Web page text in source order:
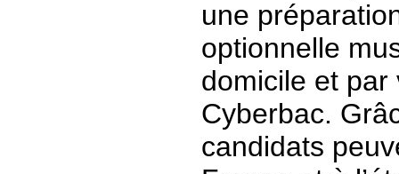
une
optionnelle
domicile et par
Cyberbac.
candidats